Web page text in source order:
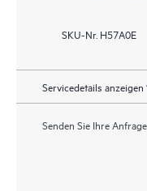
SKU-Nr. H57A0E
Servicedetails anzeigen
Senden Sie Ihre